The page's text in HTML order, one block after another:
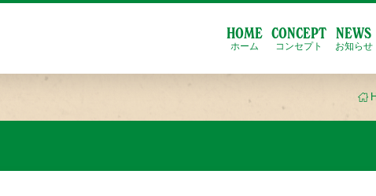
HOME
ホーム
CONCEPT
コンセプト
NEWS
お知らせ